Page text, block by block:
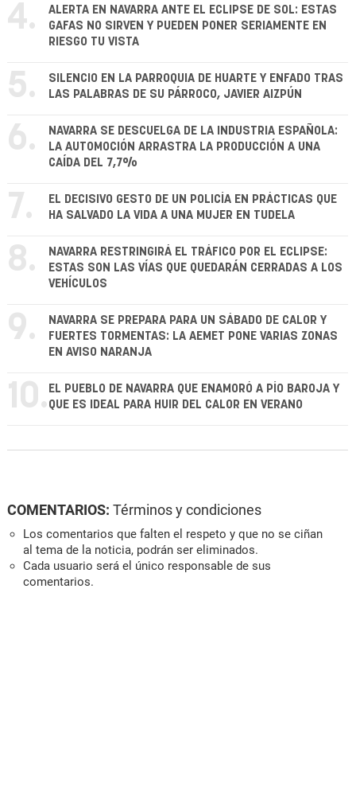
4.
ALERTA EN NAVARRA ANTE EL ECLIPSE DE SOL: ESTAS
GAFAS NO SIRVEN Y PUEDEN PONER SERIAMENTE EN
RIESGO TU VISTA
5.
SILENCIO EN LA PARROQUIA DE HUARTE Y ENFADO TRAS
LAS PALABRAS DE SU PÁRROCO, JAVIER AIZPÚN
6.
NAVARRA SE DESCUELGA DE LA INDUSTRIA ESPAÑOLA:
LA AUTOMOCIÓN ARRASTRA LA PRODUCCIÓN A UNA
CAÍDA DEL 7,7%
7.
EL DECISIVO GESTO DE UN POLICÍA EN PRÁCTICAS QUE
HA SALVADO LA VIDA A UNA MUJER EN TUDELA
8.
NAVARRA RESTRINGIRÁ EL TRÁFICO POR EL ECLIPSE:
ESTAS SON LAS VÍAS QUE QUEDARÁN CERRADAS A LOS
VEHÍCULOS
9.
NAVARRA SE PREPARA PARA UN SÁBADO DE CALOR Y
FUERTES TORMENTAS: LA AEMET PONE VARIAS ZONAS
EN AVISO NARANJA
10. EL PUEBLO DE NAVARRA QUE ENAMORÓ A PÍO BAROJA Y
QUE ES IDEAL PARA HUIR DEL CALOR EN VERANO
COMENTARIOS: Términos y condiciones
Los comentarios que falten el respeto y que no se ciñan
al tema de la noticia, podrán ser eliminados.
Cada usuario será el único responsable de sus
comentarios.